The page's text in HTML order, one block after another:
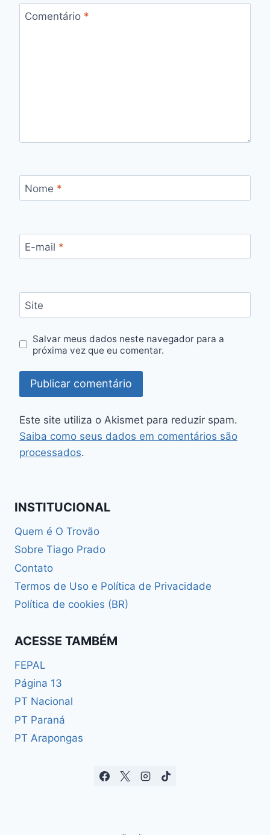
Comentário *
Nome *
E-mail *
Site
Salvar meus dados neste navegador para a
próxima vez que eu comentar.
Este site utiliza o Akismet para reduzir spam.
Saiba como seus dados em comentários são
processados.
INSTITUCIONAL
Quem é O Trovão
Sobre Tiago Prado
Contato
Termos de Uso e Política de Privacidade
Política de cookies (BR)
ACESSE TAMBÉM
FEPAL
Página 13
PT Nacional
PT Paraná
PT Arapongas